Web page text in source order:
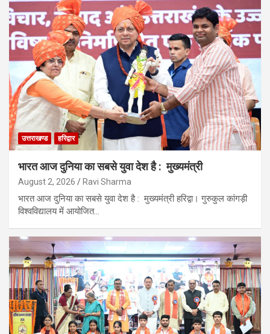
उत्तराखण्ड हरिद्वार
भारत आज दुनिया का सबसे युवा देश है : मुख्यमंत्री
August 2, 2026 Ravi Sharma
भारत आज दुनिया का सबसे युवा देश है : मुख्यमंत्री हरिद्वा। गुरुकुल कांगड़ी
विश्वविद्यालय में आयोजित…